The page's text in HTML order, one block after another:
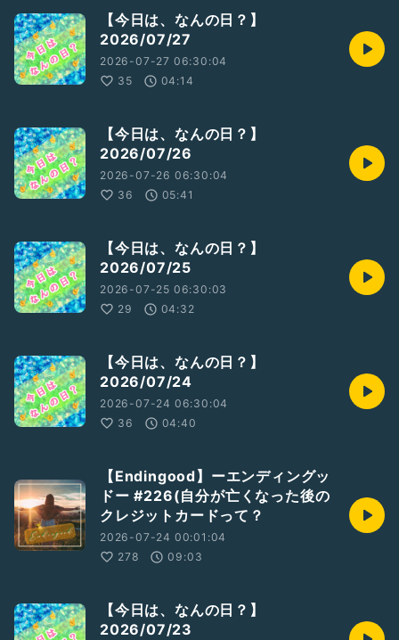
【今日は、なんの日？】
2026/07/27
2026-07-27 06:30:04
35
04:14
【今日は、なんの日？】
2026/07/26
2026-07-26 06:30:04
36
05:41
【今日は、なんの日？】
2026/07/25
2026-07-25 06:30:03
29
04:32
【今日は、なんの日？】
2026/07/24
2026-07-24 06:30:04
36
04:40
【Endingood】ーエンディングッ
ドー #226(自分が亡くなった後の
クレジットカードって？
2026-07-24 00:01:04
278
09:03
【今日は、なんの日？】
2026/07/23